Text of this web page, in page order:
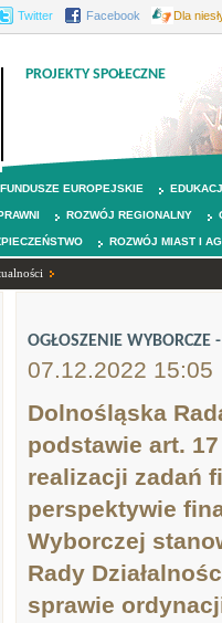
Twitter Facebook Dla
PROJEKTY SPOŁECZNE
FUNDUSZE EUROPEJSKIE
ROZWÓJ REGIONALNY
ROZWÓJ MIAST I
OGŁOSZENIE
07.12.2022 15:05
Dolnośląska
podstawie art.
realizacji zadań
perspektywie
Wyborczej
Rady
sprawie